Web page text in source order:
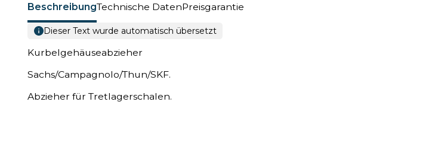
BeschreibungTechnische DatenPreisgarantie
Dieser Text wurde automatisch übersetzt
Kurbelgehäuseabzieher
Sachs/Campagnolo/Thun/SKF.
Abzieher für Tretlagerschalen.